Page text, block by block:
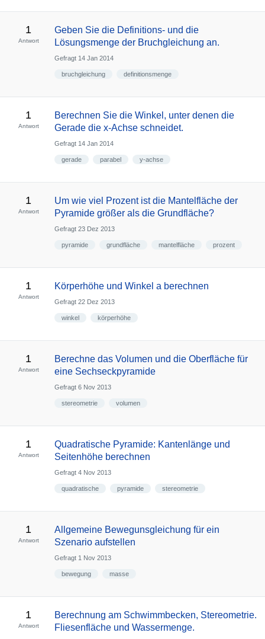
1
Antwort
Geben Sie die Definitions- und die
Lösungsmenge der Bruchgleichung an.
Gefragt 14 Jan 2014
bruchgleichung definitionsmenge
1
Antwort
Berechnen Sie die Winkel, unter denen die
Gerade die x-Achse schneidet.
Gefragt 14 Jan 2014
gerade parabel y-achse
1
Antwort
Um wie viel Prozent ist die Mantelfläche der
Pyramide größer als die Grundfläche?
Gefragt 23 Dez 2013
pyramide grundfläche mantelfläche prozent
1
Antwort
Körperhöhe und Winkel a berechnen
Gefragt 22 Dez 2013
winkel körperhöhe
1
Antwort
Berechne das Volumen und die Oberfläche für
eine Sechseckpyramide
Gefragt 6 Nov 2013
stereometrie volumen
1
Antwort
Quadratische Pyramide: Kantenlänge und
Seitenhöhe berechnen
Gefragt 4 Nov 2013
quadratische pyramide stereometrie
1
Antwort
Allgemeine Bewegunsgleichung für ein
Szenario aufstellen
Gefragt 1 Nov 2013
bewegung masse
1
Antwort
Berechnung am Schwimmbecken, Stereometrie.
Fliesenfläche und Wassermenge.